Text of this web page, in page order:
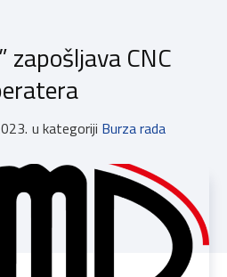
zapošljava CNC
u kategoriji Burza rada